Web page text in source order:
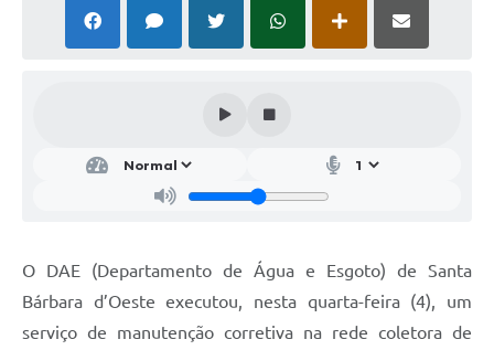
Certidão Negativa de Empresa
Parcerias com Organização da Sociedade Civil (OSC)
Conselhos Municipais
Principal
O DAE (Departamento de Água e Esgoto) de Santa
Bárbara d’Oeste executou, nesta quarta-feira (4), um
serviço de manutenção corretiva na rede coletora de